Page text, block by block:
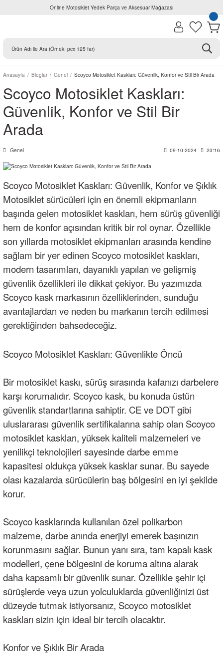
Online Motosiklet Yedek Parça ve Aksesuar Mağazası
Anasayfa Bloglar Genel Scoyco Motosiklet Kaskları: Güvenlik, Konfor ve Stil Bir Arada
Scoyco Motosiklet Kaskları:
Güvenlik, Konfor ve Stil Bir
Arada
Genel 09-10-2024 23:16
Scoyco Motosiklet Kaskları: Güvenlik, Konfor ve Şıklık
Motosiklet sürücüleri için en önemli ekipmanların
başında gelen motosiklet kaskları, hem sürüş güvenliği
hem de konfor açısından kritik bir rol oynar. Özellikle
son yıllarda motosiklet ekipmanları arasında kendine
sağlam bir yer edinen Scoyco motosiklet kaskları,
modern tasarımları, dayanıklı yapıları ve gelişmiş
güvenlik özellikleri ile dikkat çekiyor. Bu yazımızda
Scoyco kask markasının özelliklerinden, sunduğu
avantajlardan ve neden bu markanın tercih edilmesi
gerektiğinden bahsedeceğiz.
Scoyco Motosiklet Kaskları: Güvenlikte Öncü
Bir motosiklet kaskı, sürüş sırasında kafanızı darbelere
karşı korumalıdır. Scoyco kask, bu konuda üstün
güvenlik standartlarına sahiptir. CE ve DOT gibi
uluslararası güvenlik sertifikalarına sahip olan Scoyco
motosiklet kaskları, yüksek kaliteli malzemeleri ve
yenilikçi teknolojileri sayesinde darbe emme
kapasitesi oldukça yüksek kasklar sunar. Bu sayede
olası kazalarda sürücülerin baş bölgesini en iyi şekilde
korur.
Scoyco kasklarında kullanılan özel polikarbon
malzeme, darbe anında enerjiyi emerek başınızın
korunmasını sağlar. Bunun yanı sıra, tam kapalı kask
modelleri, çene bölgesini de koruma altına alarak
daha kapsamlı bir güvenlik sunar. Özellikle şehir içi
sürüşlerde veya uzun yolculuklarda güvenliğinizi üst
düzeyde tutmak istiyorsanız, Scoyco motosiklet
kaskları sizin için ideal bir tercih olacaktır.
Konfor ve Şıklık Bir Arada